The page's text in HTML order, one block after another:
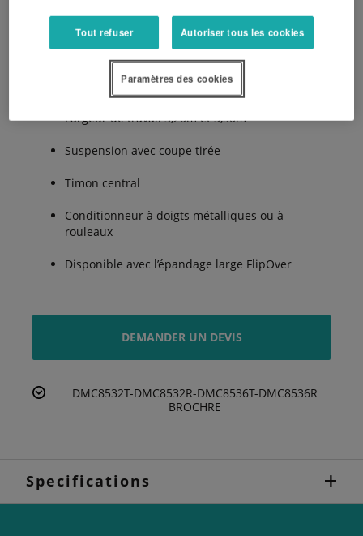
Les avantages :
Largeur de travail 3,20m et 3,50m
Suspension avec coupe tirée
Timon central
Conditionneur à doigts métalliques ou à
rouleaux
Disponible avec l’épandage large FlipOver
DEMANDER UN DEVIS
DMC8532T-DMC8532R-DMC8536T-DMC8536R
BROCHRE
Specifications
Tout refuser Autoriser tous les cookies
Paramètres des cookies